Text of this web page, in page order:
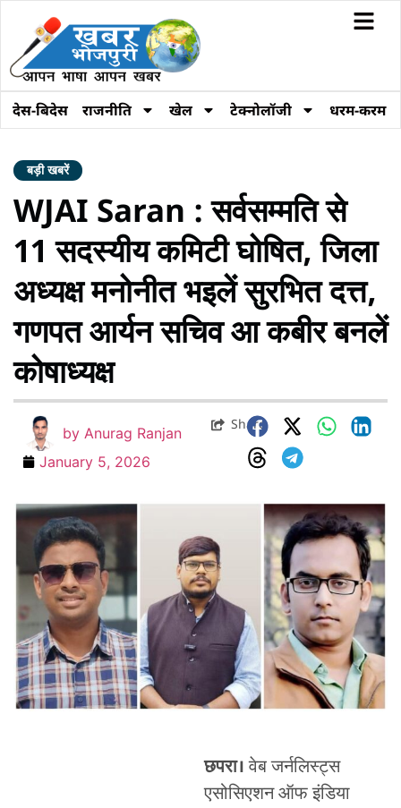
देस-बिदेस राजनीति खेल टेक्नोलॉजी धरम-करम
बड़ी खबरें
WJAI Saran : सर्वसम्मति से
11 सदस्यीय कमिटी घोषित, जिला
अध्यक्ष मनोनीत भइलें सुरभित दत्त,
गणपत आर्यन सचिव आ कबीर बनलें
कोषाध्यक्ष
by Anurag Ranjan
January 5, 2026
Share
छपरा।वेब जर्नलिस्ट्स
एसोसिएशन ऑफ इंडिया